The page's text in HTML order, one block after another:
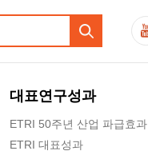
대표연구성과
ETRI 50주년 산업 파급효과
ETRI 대표성과